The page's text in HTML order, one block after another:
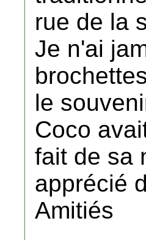
rue de la
Je n'ai
le
Coco
fait de sa
apprécié
Amitiés